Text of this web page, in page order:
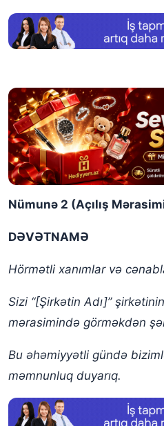
Nümunə 2 (Açılış
DƏVƏTNAMƏ
Hörmətli xanımlar və
Sizi “[Şirkətin Adı]” şirkətinin
mərasimində görməkdən
Bu əhəmiyyətli gündə
məmnunluq duyarıq.